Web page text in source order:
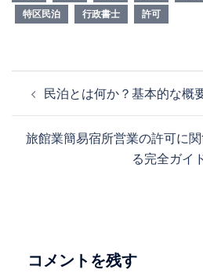
特区民泊
行政書士 許可
ビ
ン
民泊とは何か？基本的な概
旅館業簡易宿所営業の許可に
る完全ガイ
コメントを残す